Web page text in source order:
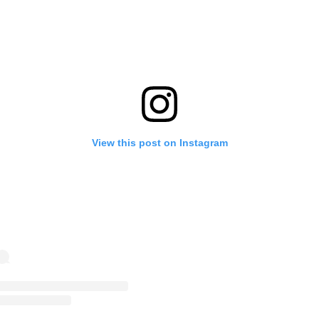
View this post on Instagram